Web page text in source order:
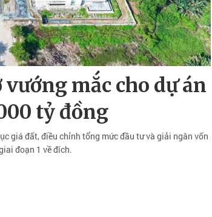
mắc cho dự án
tỷ đồng
giá đất, điều chỉnh tổng mức đầu tư và giải ngân vốn
đoạn 1 về đích.